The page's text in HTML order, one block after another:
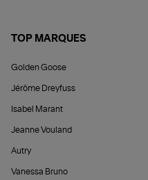
TOP MARQUES
Golden Goose
Jérôme Dreyfuss
Isabel Marant
Jeanne Vouland
Autry
Vanessa Bruno